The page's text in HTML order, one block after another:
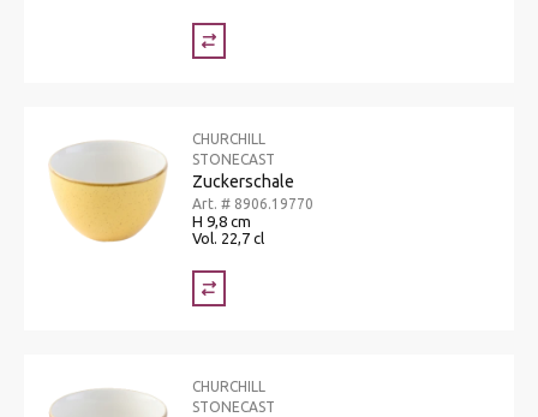
CHURCHILL
STONECAST
Zuckerschale
Art. # 8906.19770
H 9,8 cm
Vol. 22,7 cl
CHURCHILL
STONECAST